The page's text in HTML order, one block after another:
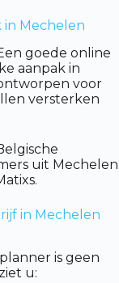
in Mechelen
goede online
aanpak in
voor
versterken
uit Mechelen
in Mechelen
is geen
u: